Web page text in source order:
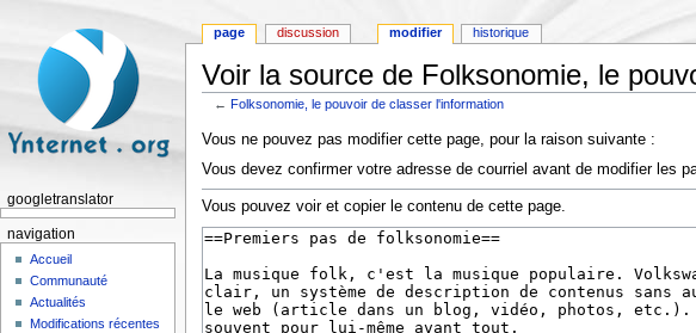
Voir la source de Folksonomie, le
←Folksonomie, le pouvoir de classer l'information
Vous ne pouvez pas modifier cette page, pour la raison suivante :
Vous devez confirmer votre adresse de courriel avant de modifier les
Vous pouvez voir et copier le contenu de cette page.
page discussion modifier historique
googletranslator
navigation
Accueil
Communauté
Actualités
Modifications récentes